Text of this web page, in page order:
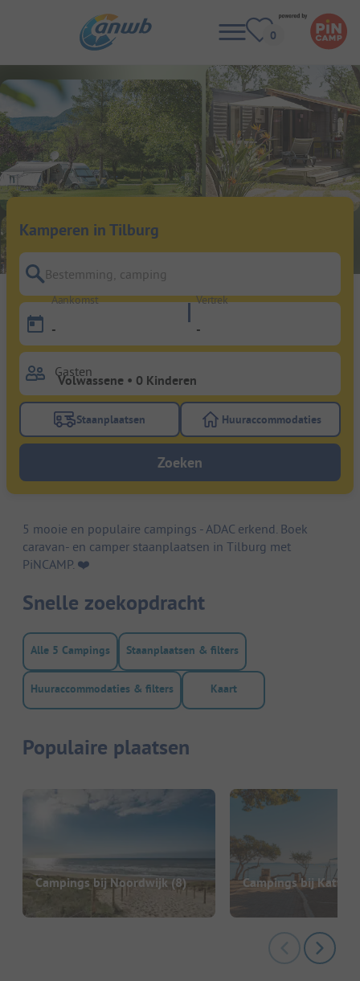
Kamperen in Tilburg
Bestemming, camping
Aankomst
-
Vertrek
-
Gasten
Gebruik de filterknop staanplaatsen om te zoeken
Staanplaatsen Gebruik de
Huuraccommodaties
Zoeken
5 mooie en populaire campings - ADAC erkend. Boek
caravan- en camper staanplaatsen in Tilburg met
PiNCAMP. ❤️️
Snelle zoekopdracht
Alle 5 Campings Staanplaatsen & filters
Huuraccommodaties & filters Kaart
Populaire plaatsen
Campings bij Noordwijk (8) Campings bij Katwijk